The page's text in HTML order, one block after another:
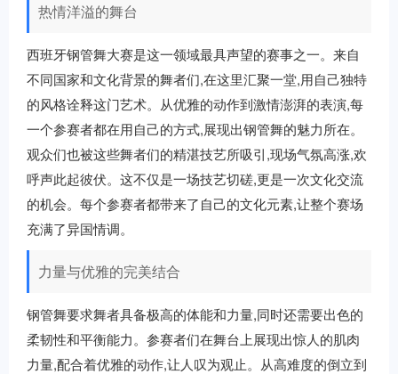
热情洋溢的舞台
西班牙钢管舞大赛是这一领域最具声望的赛事之一。来自
不同国家和文化背景的舞者们,在这里汇聚一堂,用自己独特
的风格诠释这门艺术。从优雅的动作到激情澎湃的表演,每
一个参赛者都在用自己的方式,展现出钢管舞的魅力所在。
观众们也被这些舞者们的精湛技艺所吸引,现场气氛高涨,欢
呼声此起彼伏。这不仅是一场技艺切磋,更是一次文化交流
的机会。每个参赛者都带来了自己的文化元素,让整个赛场
充满了异国情调。
力量与优雅的完美结合
钢管舞要求舞者具备极高的体能和力量,同时还需要出色的
柔韧性和平衡能力。参赛者们在舞台上展现出惊人的肌肉
力量,配合着优雅的动作,让人叹为观止。从高难度的倒立到